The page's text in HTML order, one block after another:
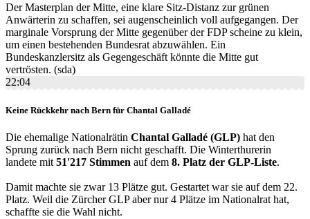
Der Masterplan der Mitte, eine klare Sitz-Distanz zur grünen
Anwärterin zu schaffen, sei augenscheinlich voll aufgegangen. Der
marginale Vorsprung der Mitte gegenüber der FDP scheine zu klein,
um einen bestehenden Bundesrat abzuwählen. Ein
Bundeskanzlersitz als Gegengeschäft könnte die Mitte gut
vertrösten. (sda)
22:04
Keine Rückkehr nach Bern für Chantal Galladé
Die ehemalige Nationalrätin Chantal Galladé (GLP) hat den
Sprung zurück nach Bern nicht geschafft. Die Winterthurerin
landete mit 51'217 Stimmen auf dem 8. Platz der GLP-Liste.
Damit machte sie zwar 13 Plätze gut. Gestartet war sie auf dem 22.
Platz. Weil die Zürcher GLP aber nur 4 Plätze im Nationalrat hat,
schaffte sie die Wahl nicht.